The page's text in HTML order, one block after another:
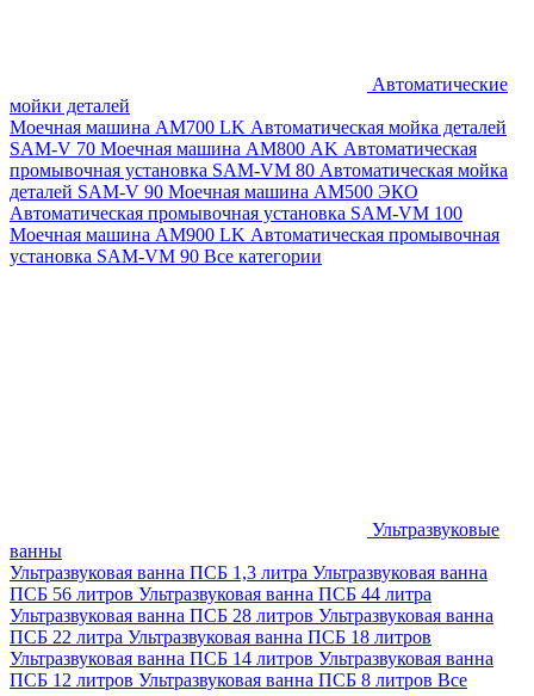
Автоматические
мойки деталей
Моечная машина AM700 LK Автоматическая мойка деталей
SAM-V 70 Моечная машина АМ800 AK Автоматическая
промывочная установка SAM-VM 80 Автоматическая мойка
деталей SAM-V 90 Моечная машина АМ500 ЭКО
Автоматическая промывочная установка SAM-VM 100
Моечная машина AM900 LK Автоматическая промывочная
установка SAM-VM 90 Все категории
Ультразвуковые
ванны
Ультразвуковая ванна ПСБ 1,3 литра Ультразвуковая ванна
ПСБ 56 литров Ультразвуковая ванна ПСБ 44 литра
Ультразвуковая ванна ПСБ 28 литров Ультразвуковая ванна
ПСБ 22 литра Ультразвуковая ванна ПСБ 18 литров
Ультразвуковая ванна ПСБ 14 литров Ультразвуковая ванна
ПСБ 12 литров Ультразвуковая ванна ПСБ 8 литров Все